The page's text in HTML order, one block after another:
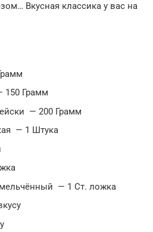
Вкусная классика у вас на
150 Грамм
— 200 Грамм
— 1 Штука
— 1 Ст. ложка